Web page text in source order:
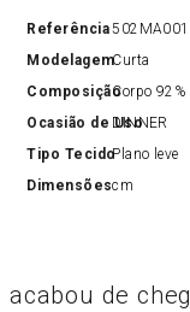
Referência
ModelagemCurta
ComposiçãoCorpo
Ocasião de Uso
DINNER
Tipo TecidoPlano leve
Dimensõescm
acabou de